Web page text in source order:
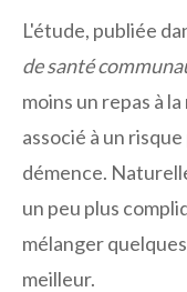
L'étude, publiée
de santé
moins un repas à
associé à un
démence.
un peu plus
mélanger
meilleur.